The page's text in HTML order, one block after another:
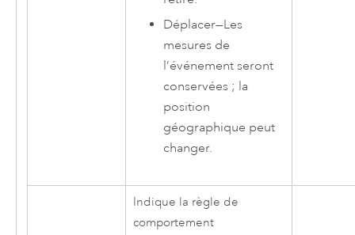
Déplacer—Les
mesures de
l’événement seront
conservées ; la
position
géographique peut
changer.
Indique la règle de
comportement